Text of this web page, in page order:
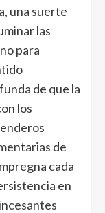
una suerte
las
para
de que la
los
de
cada
en